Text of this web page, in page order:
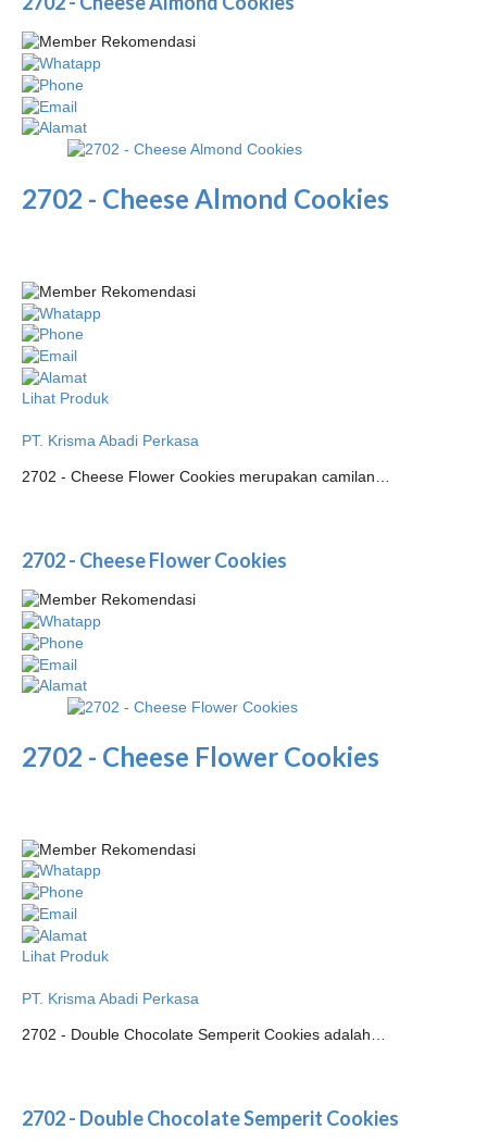
2702 - Cheese Almond Cookies
Lihat Produk
PT. Krisma Abadi Perkasa
2702 - Cheese Flower Cookies merupakan camilan…
2702 - Cheese Flower Cookies
2702 - Cheese Flower Cookies
Lihat Produk
PT. Krisma Abadi Perkasa
2702 - Double Chocolate Semperit Cookies adalah…
2702 - Double Chocolate Semperit Cookies